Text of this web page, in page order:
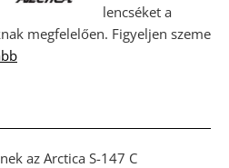
lencséket a
megfelelően. Figyeljen szeme
az Arctica S-147 C